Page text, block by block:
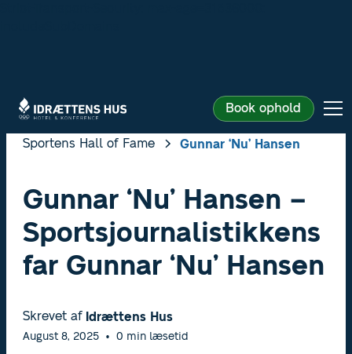
Book ophold
Sportens Hall of Fame Gunnar ‘Nu’ Hansen
Gunnar ‘Nu’ Hansen –
Sportsjournalistikkens
far Gunnar ‘Nu’ Hansen
Skrevet af Idrættens Hus
August 8, 2025 • 0 min læsetid